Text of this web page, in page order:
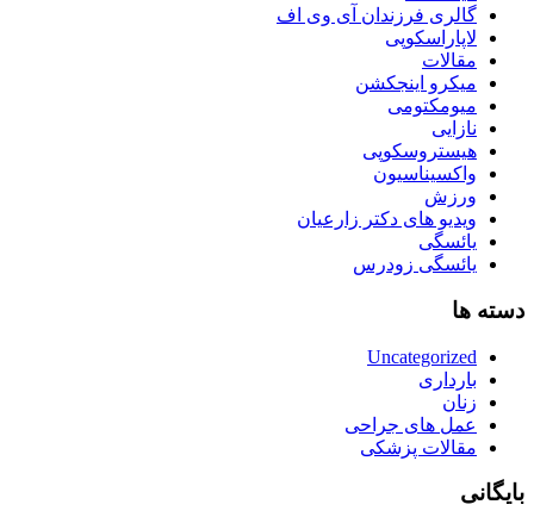
گالری فرزندان آی وی اف
لاپاراسکوپی
مقالات
میکرو اینجکشن
میومکتومی
نازایی
هیستروسکوپی
واکسیناسیون
ورزش
ویدیو های دکتر زارعیان
یائسگی
یائسگی زودرس
دسته ها
Uncategorized
بارداری
زنان
عمل های جراحی
مقالات پزشکی
بایگانی